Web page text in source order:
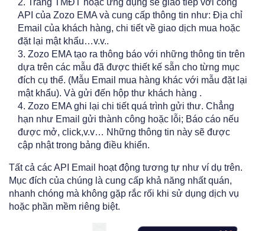
API của Zozo EMA và cung cấp thông tin như: Địa chỉ
Email của khách hàng, chi tiết về giao dịch mua hoặc
đặt lại mật khẩu…v.v..
Zozo EMA tạo ra thông báo với những thông tin trên
dựa trên các mẫu đã được thiết kế sẵn cho từng mục
đích cụ thể. (Mẫu Email mua hàng khác với mẫu đặt lại
mật khẩu). Và gửi đến hộp thư khách hàng .
Zozo EMA ghi lại chi tiết quá trình gửi thư. Chẳng
hạn như Email gửi thành công hoặc lỗi; Báo cáo nếu
được mở, click,v.v… Những thông tin này sẽ được
cập nhật trong bảng điều khiển.
Tất cả các API Email hoạt động tương tự như ví dụ trên.
Mục đích của chúng là cung cấp khả năng nhất quán,
nhanh chóng mà không gặp rắc rối khi sử dụng dịch vụ
hoặc phần mềm riêng biệt.